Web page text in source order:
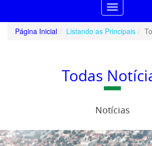
Toggle
navigation
Página Inicial
Listando as Principais
Todas
Notícias